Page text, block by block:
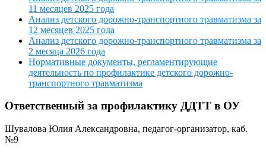
11 месяцев 2025 года
Анализ детского дорожно-транспортного травматизма за
12 месяцев 2025 года
Анализ детского дорожно-транспортного травматизма за
2 месяца 2026 года
Нормативные документы, регламентирующие
деятельность по профилактике детского дорожно-
транспортного травматизма
Ответственный за профилактику ДДТТ в ОУ
Шувалова Юлия Александровна, педагог-организатор, каб.
№9